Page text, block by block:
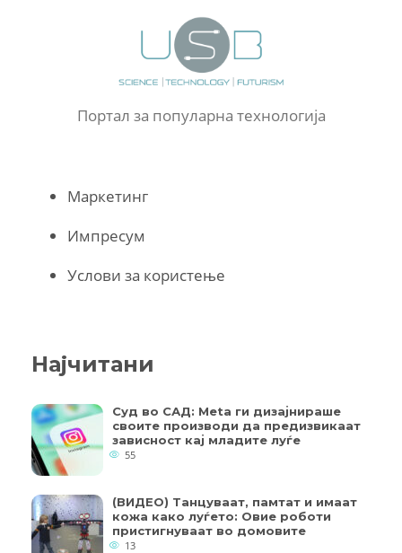
Портал за популарна технологија
Маркетинг
Импресум
Услови за користење
Најчитани
Суд во САД: Meta ги дизајнираше
своите производи да предизвикаат
зависност кај младите луѓе
55
(ВИДЕО) Танцуваат, памтат и имаат
кожа како луѓето: Овие роботи
пристигнуваат во домовите
13